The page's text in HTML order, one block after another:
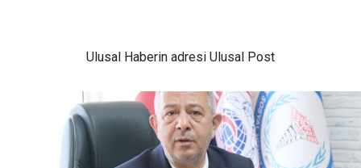
Ulusal Haberin adresi Ulusal Post